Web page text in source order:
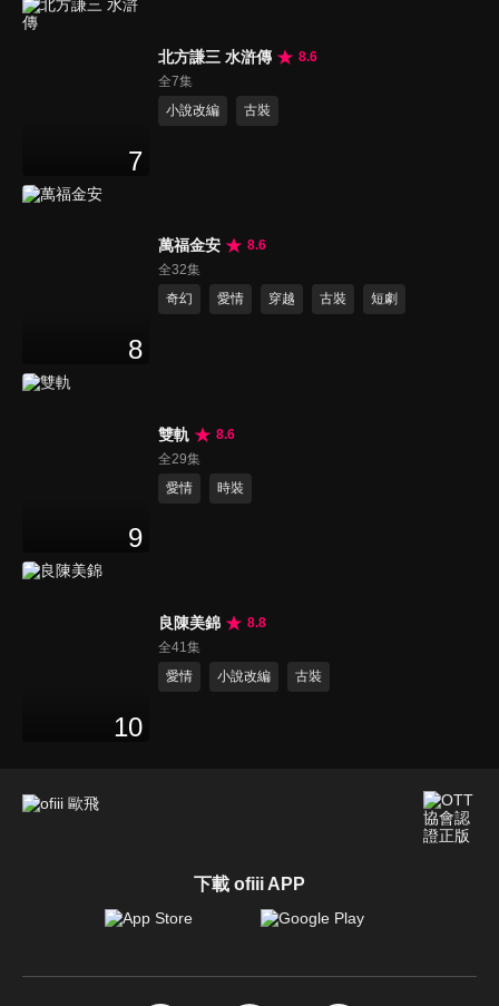
7
北方謙三 水滸傳
8.6
全7集
小說改編
古裝
8
萬福金安
8.6
全32集
奇幻
愛情 穿越 古裝 短劇
9
雙軌
8.6
全29集
愛情
時裝
10
良陳美錦
8.8
全41集
愛情
小說改編 古裝
下載 ofiii APP